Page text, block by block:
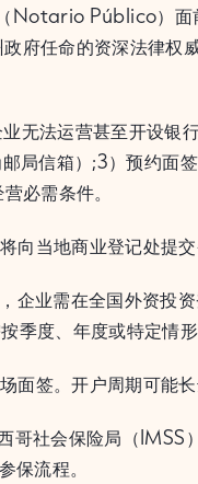
Notario Público）面
府任命的资深法律权
无法运营甚至开设银
局信箱）;3）预约面
必需条件。
向当地商业登记处提
，企业需在全国外资
度、年度或特定情形
面签。开户周期可能
哥社会保险局（
流程。